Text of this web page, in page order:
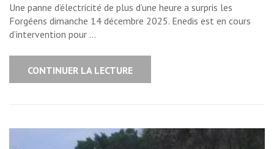
Une panne d’électricité de plus d’une heure a surpris les
Forgéens dimanche 14 décembre 2025. Enedis est en cours
d’intervention pour …
CONTINUER LA LECTURE